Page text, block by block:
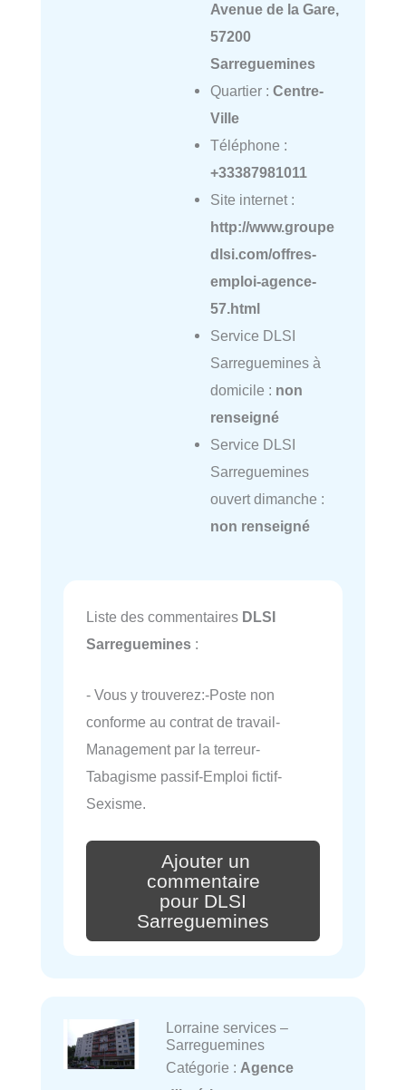
Avenue de la Gare,
57200
Sarreguemines
Quartier : Centre-
Ville
Téléphone :
+33387981011
Site internet :
http://www.groupe
dlsi.com/offres-
emploi-agence-
57.html
Service DLSI
Sarreguemines à
domicile : non
renseigné
Service DLSI
Sarreguemines
ouvert dimanche :
non renseigné
Liste des commentaires DLSI
Sarreguemines :
- Vous y trouverez:-Poste non
conforme au contrat de travail-
Management par la terreur-
Tabagisme passif-Emploi fictif-
Sexisme.
Ajouter un
commentaire
pour DLSI
Sarreguemines
Lorraine services –
Sarreguemines
Catégorie : Agence